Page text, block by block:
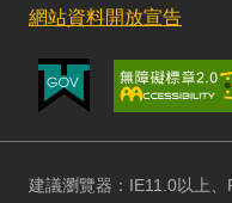
網站資料開放宣告
建議瀏覽器：IE11.0以上